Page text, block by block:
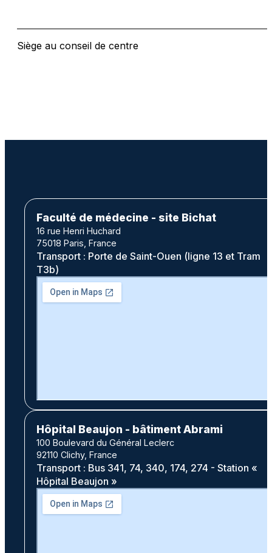
Siège au conseil de centre
Faculté de médecine - site Bichat
16 rue Henri Huchard
75018 Paris, France
Transport : Porte de Saint-Ouen (ligne 13 et Tram
T3b)
Hôpital Beaujon - bâtiment Abrami
100 Boulevard du Général Leclerc
92110 Clichy, France
Transport : Bus 341, 74, 340, 174, 274 - Station «
Hôpital Beaujon »